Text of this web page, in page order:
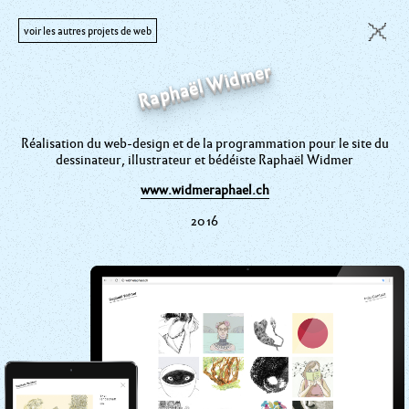
lac
Raphaël Widmer
Réalisation du web-design et de la programmation pour le site du
dessinateur, illustrateur et bédéiste Raphaël Widmer
www.widmeraphael.ch
2016